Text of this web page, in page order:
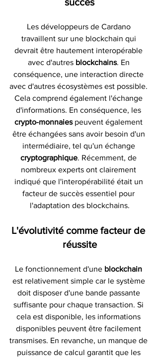
Les développeurs de Cardano
travaillent sur une blockchain qui
devrait être hautement interopérable
avec d'autres blockchains. En
conséquence, une interaction directe
avec d'autres écosystèmes est possible.
Cela comprend également l'échange
d'informations. En conséquence, les
crypto-monnaies peuvent également
être échangées sans avoir besoin d'un
intermédiaire, tel qu'un échange
cryptographique. Récemment, de
nombreux experts ont clairement
indiqué que l'interopérabilité était un
facteur de succès essentiel pour
l'adaptation des blockchains.
L'évolutivité comme facteur de
réussite
Le fonctionnement d'une blockchain
est relativement simple car le système
doit disposer d'une bande passante
suffisante pour chaque transaction. Si
cela est disponible, les informations
disponibles peuvent être facilement
transmises. En revanche, un manque de
puissance de calcul garantit que les